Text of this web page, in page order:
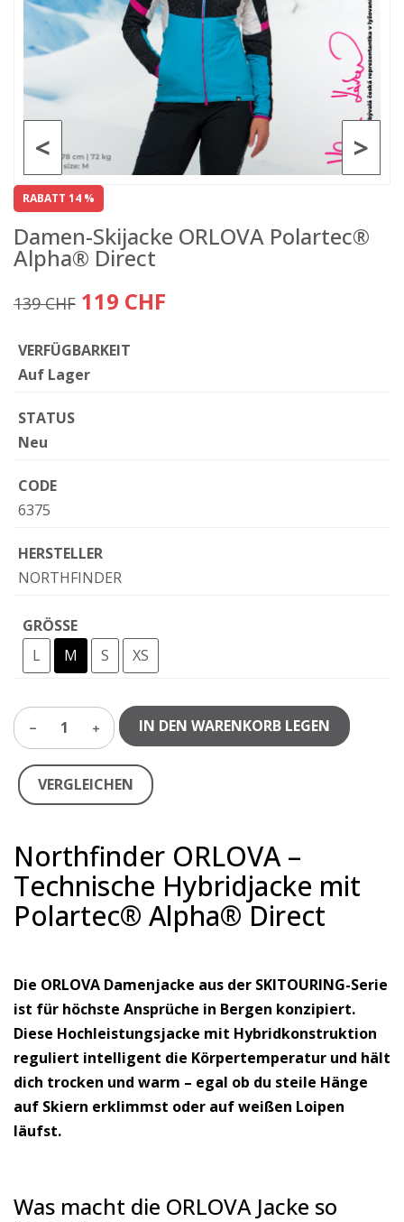
>
<
RABATT 14 %
Damen-Skijacke ORLOVA Polartec®
Alpha® Direct
139 CHF 119 CHF
VERFÜGBARKEIT
Auf Lager
STATUS
Neu
CODE
6375
HERSTELLER
NORTHFINDER
GRÖSSE
L
M S XS
1 IN DEN WARENKORB LEGEN
VERGLEICHEN
Northfinder ORLOVA –
Technische Hybridjacke mit
Polartec® Alpha® Direct
Die ORLOVA Damenjacke aus der SKITOURING-Serie
ist für höchste Ansprüche in Bergen konzipiert.
Diese Hochleistungsjacke mit Hybridkonstruktion
reguliert intelligent die Körpertemperatur und hält
dich trocken und warm – egal ob du steile Hänge
auf Skiern erklimmst oder auf weißen Loipen
läufst.
Was macht die ORLOVA Jacke so